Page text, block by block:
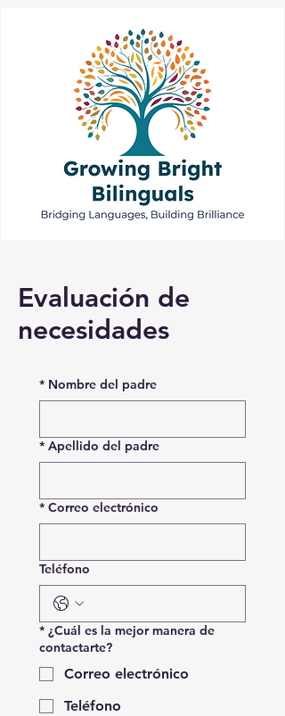
Evaluación de
necesidades
* Nombre del padre
* Apellido del padre
* Correo electrónico
Teléfono
* ¿Cuál es la mejor manera de
contactarte?
Correo electrónico
Teléfono